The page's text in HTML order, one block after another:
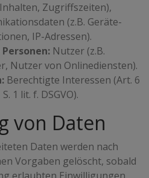
Zugriffszeiten),
(z.B. Geräte-
IP-Adressen).
Nutzer (z.B.
Nutzer von Onlinediensten).
Berechtigte Interessen (Art. 6
1 lit. f. DSGVO).
von Daten
Daten werden nach
Vorgaben gelöscht, sobald